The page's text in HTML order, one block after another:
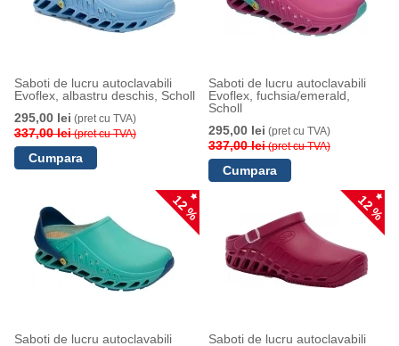
Saboti de lucru autoclavabili
Evoflex, albastru deschis, Scholl
295,00 lei (pret cu TVA)
337,00 lei(pret cu TVA)
Saboti de lucru autoclavabili
Evoflex, fuchsia/emerald,
Scholl
295,00 lei (pret cu TVA)
337,00 lei(pret cu TVA)
12 %
Saboti de lucru autoclavabili
12 %
Saboti de lucru autoclavabili